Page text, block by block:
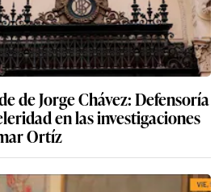
de Jorge Chávez: Defensoría
en las investigaciones
Ortíz